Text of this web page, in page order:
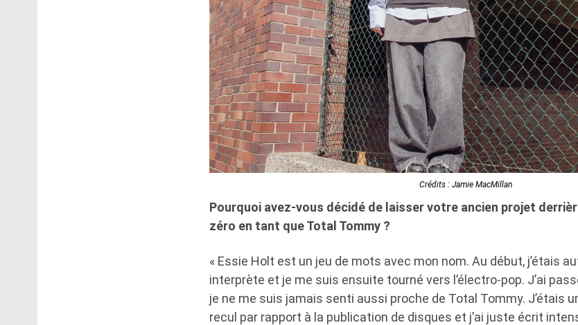
Crédits : Jamie MacMillan
Pourquoi avez-vous décidé de laisser votre ancien projet
zéro en tant que Total Tommy ?
« Essie Holt est un jeu de mots avec mon nom. Au début, j’étais
interprète et je me suis ensuite tourné vers l’électro-pop. J’ai
je ne me suis jamais senti aussi proche de Total Tommy. J’étais
recul par rapport à la publication de disques et j’ai juste écrit